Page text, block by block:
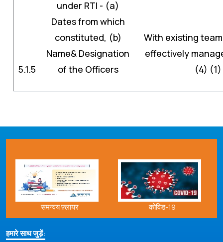
5.1.5
under RTI - (a)
Dates from which
constituted, (b)
Name& Designation
of the Officers
With existing
effectively
(4)
समन्वय फ़्लायर कोविड-19
हमारे साथ जुड़ें: